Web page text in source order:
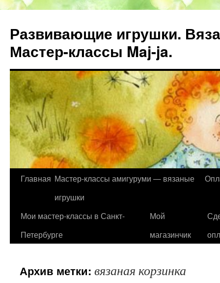
Развивающие игрушки.
Мастер-классы Maj-ja.
Перейти
содержимому
Главная Мастер-классы амигуруми — вязаные
игрушки
Мои мастер-классы в Санкт-
Петербурге
Мой
магазинчик
Архив метки: вязаная корзинка